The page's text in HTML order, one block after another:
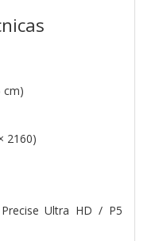
cm)
2160)
Ultra HD / P5